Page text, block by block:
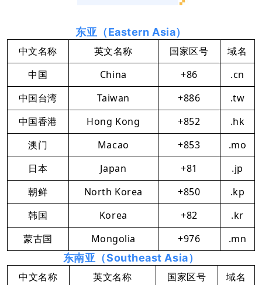
东亚（Eastern Asia）
中文名称 英文名称 国家区号
域名
中国
China +86
.cn
中国台湾
Taiwan +886
.tw
中国香港
Hong Kong +852
.hk
澳门
Macao +853
.mo
日本
Japan +81
.jp
朝鲜
North Korea +850
.kp
韩国
Korea +82
.kr
蒙古国
Mongolia +976 .mn
东南亚（Southeast Asia）
中文名称 英文名称 国家区号
域名